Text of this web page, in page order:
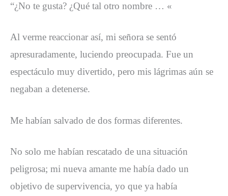
“¿No te gusta? ¿Qué tal otro nombre … «
Al verme reaccionar así, mi señora se sentó
apresuradamente, luciendo preocupada. Fue un
espectáculo muy divertido, pero mis lágrimas aún se
negaban a detenerse.
Me habían salvado de dos formas diferentes.
No solo me habían rescatado de una situación
peligrosa; mi nueva amante me había dado un
objetivo de supervivencia, yo que ya había